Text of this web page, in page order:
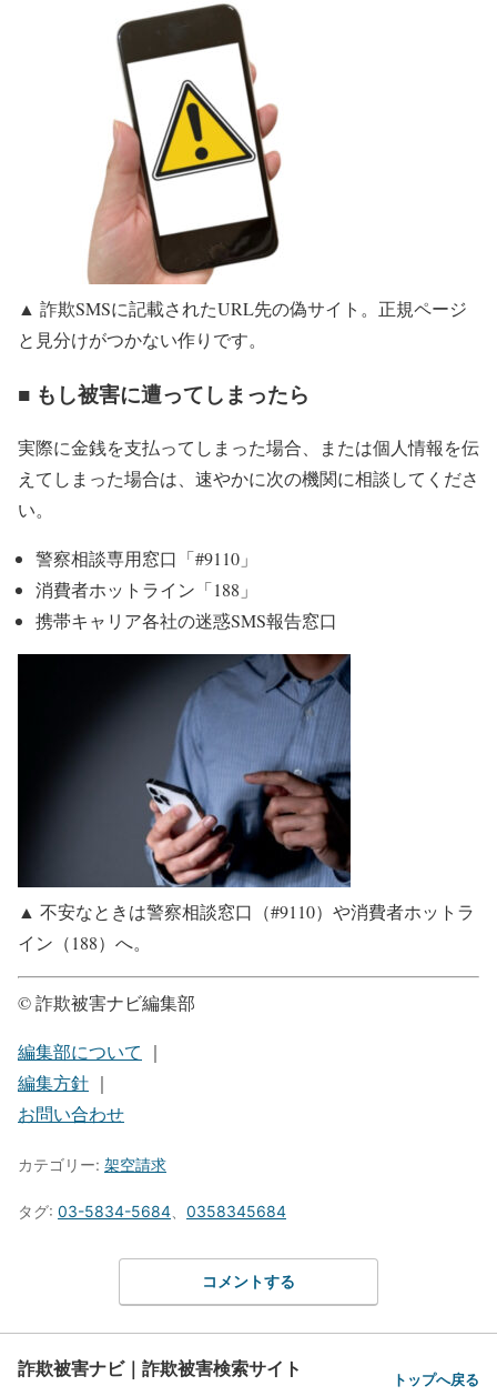
▲ 詐欺SMSに記載されたURL先の偽サイト。正規ページ
と見分けがつかない作りです。
■ もし被害に遭ってしまったら
実際に金銭を支払ってしまった場合、または個人情報を伝
えてしまった場合は、速やかに次の機関に相談してくださ
い。
警察相談専用窓口「#9110」
消費者ホットライン「188」
携帯キャリア各社の迷惑SMS報告窓口
▲ 不安なときは警察相談窓口（#9110）や消費者ホットラ
イン（188）へ。
© 詐欺被害ナビ編集部
編集部について ｜
編集方針 ｜
お問い合わせ
カテゴリー: 架空請求
タグ: 03-5834-5684、 0358345684
コメントする
詐欺被害ナビ｜詐欺被害検索サイト トップへ戻る